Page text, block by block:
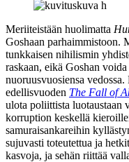
Meriiteistään huolimatta
Goshaan parhaimmistoon.
tunkkaisen nihilismin
raskaan, eikä Goshan
nuoruusvuosiensa
edellisvuoden The Fall of
ulota poliittista luotaustaan
korruption keskellä
samuraisankareihin
sujuvasti toteutettua ja
kasvoja, ja sehän riittää